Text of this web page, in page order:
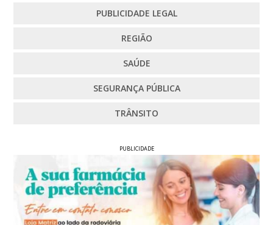
PUBLICIDADE LEGAL
REGIÃO
SAÚDE
SEGURANÇA PÚBLICA
TRÂNSITO
PUBLICIDADE